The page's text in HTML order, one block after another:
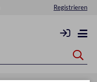
Registrieren